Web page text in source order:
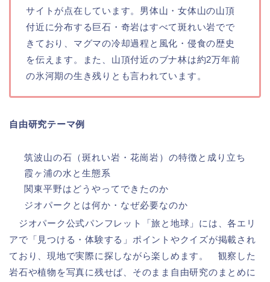
サイトが点在しています。男体山・女体山の山頂
付近に分布する巨石・奇岩はすべて斑れい岩でで
きており、マグマの冷却過程と風化・侵食の歴史
を伝えます。また、山頂付近のブナ林は約2万年前
の氷河期の生き残りとも言われています。
自由研究テーマ例
筑波山の石（斑れい岩・花崗岩）の特徴と成り立ち
霞ヶ浦の水と生態系
関東平野はどうやってできたのか
ジオパークとは何か・なぜ必要なのか
ジオパーク公式パンフレット「旅と地球」には、各エリ
アで「見つける・体験する」ポイントやクイズが掲載され
ており、現地で実際に探しながら楽しめます。 観察した
岩石や植物を写真に残せば、そのまま自由研究のまとめに